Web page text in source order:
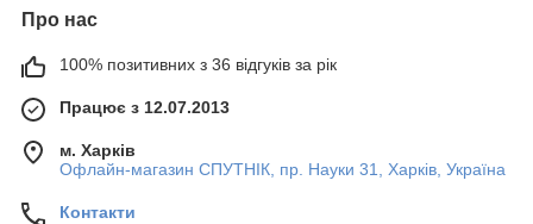
Про нас
100% позитивних з 36 відгуків за рік
Працює з 12.07.2013
м. Харків
Офлайн-магазин СПУТНІК, пр. Науки 31, Харків, Україна
Контакти